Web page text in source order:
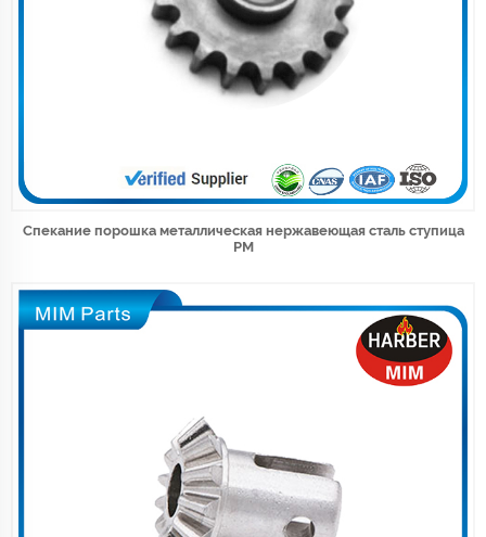
Спекание порошка металлическая нержавеющая сталь ступица
PM